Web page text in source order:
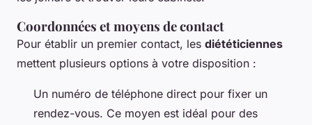
Coordonnées et moyens de contact
Pour établir un premier contact, les diététiciennes
mettent plusieurs options à votre disposition :
Un numéro de téléphone direct pour fixer un
rendez-vous. Ce moyen est idéal pour des